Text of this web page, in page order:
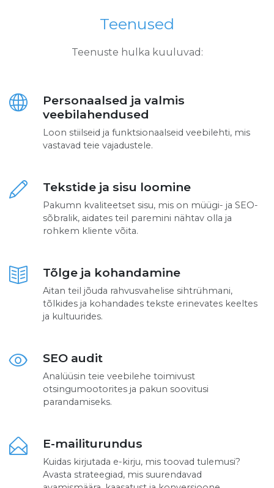
Teenused
Teenuste hulka kuuluvad:
Personaalsed ja valmis
veebilahendused
Loon stiilseid ja funktsionaalseid veebilehti, mis
vastavad teie vajadustele.
Tekstide ja sisu loomine
Pakumn kvaliteetset sisu, mis on müügi- ja SEO-
sõbralik, aidates teil paremini nähtav olla ja
rohkem kliente võita.
Tõlge ja kohandamine
Aitan teil jõuda rahvusvahelise sihtrühmani,
tõlkides ja kohandades tekste erinevates keeltes
ja kultuurides.
SEO audit
Analüüsin teie veebilehe toimivust
otsingumootorites ja pakun soovitusi
parandamiseks.
E-mailiturundus
Kuidas kirjutada e-kirju, mis toovad tulemusi?
Avasta strateegiad, mis suurendavad